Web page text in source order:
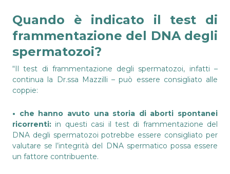
Quando è indicato il test di
frammentazione del DNA degli
spermatozoi?
“Il test di frammentazione degli spermatozoi, infatti –
continua la Dr.ssa Mazzilli – può essere consigliato alle
coppie:
• che hanno avuto una storia di aborti spontanei
ricorrenti: in questi casi il test di frammentazione del
DNA degli spermatozoi potrebbe essere consigliato per
valutare se l’integrità del DNA spermatico possa essere
un fattore contribuente.